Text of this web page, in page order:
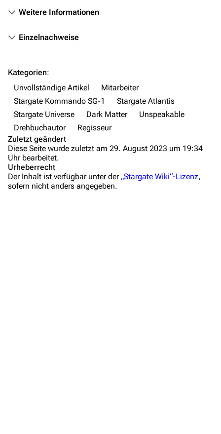
Themenportal
Personen
Objekte
Zeitleiste
Fanprojekte
Kommerzielles
Hilfe
Weitere Informationen
Einzelnachweise
Kategorien:
Unvollständige Artikel
Mitarbeiter
Stargate Kommando SG-1
Stargate Atlantis
Stargate Universe
Dark Matter
Unspeakable
Drehbuchautor
Regisseur
Zuletzt geändert
Diese Seite wurde zuletzt am 29. August 2023 um 19:34
Uhr bearbeitet.
Urheberrecht
Der Inhalt ist verfügbar unter der „Stargate Wiki“-Lizenz,
sofern nicht anders angegeben.